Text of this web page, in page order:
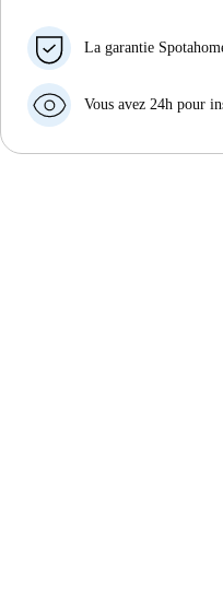
La garantie
préavis, nous allons soit
soit (B) vous rembourser
Vous avez 24h pour